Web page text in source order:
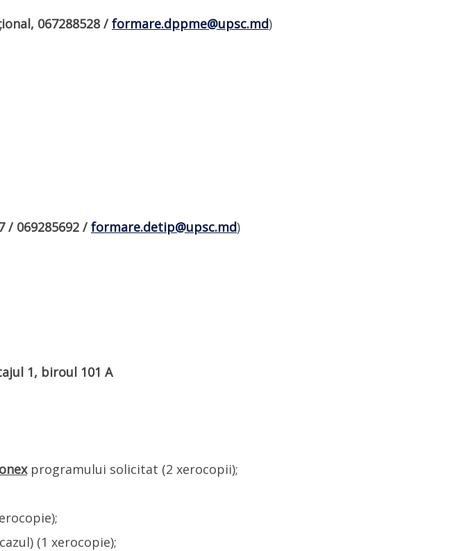
067288528/formare.dppme@upsc.md)
/ 069285692 /formare.detip@upsc.md)
1, biroul 101 A
programului solicitat (2 xerocopii);
(1 xerocopie);